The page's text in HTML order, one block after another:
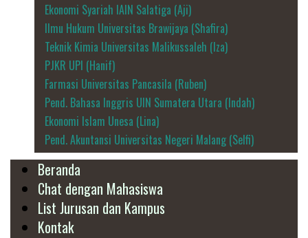
Ekonomi Syariah IAIN Salatiga (Aji)
Ilmu Hukum Universitas Brawijaya (Shafira)
Teknik Kimia Universitas Malikussaleh (Iza)
PJKR UPI (Hanif)
Farmasi Universitas Pancasila (Ruben)
Pend. Bahasa Inggris UIN Sumatera Utara (Indah)
Ekonomi Islam Unesa (Lina)
Pend. Akuntansi Universitas Negeri Malang (Selfi)
Beranda
Chat dengan Mahasiswa
List Jurusan dan Kampus
Kontak